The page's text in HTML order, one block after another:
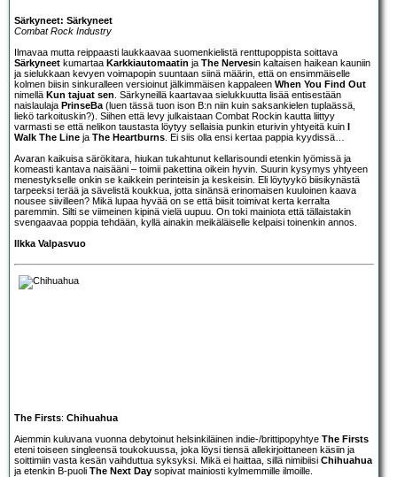
Särkyneet: Särkyneet
Combat Rock Industry
Ilmavaa mutta reippaasti laukkaavaa suomenkielistä renttupoppista soittava
Särkyneet kumartaa Karkkiautomaatin ja The Nervesin kaltaisen haikean kauniin
ja sielukkaan kevyen voimapopin suuntaan siinä määrin, että on ensimmäiselle
kolmen biisin sinkuralleen versioinut jälkimmäisen kappaleen When You Find Out
nimellä Kun tajuat sen . Särkyneillä kaartavaa sielukkuutta lisää entisestään
naislaulaja PrinseBa (luen tässä tuon ison B:n niin kuin saksankielen tuplaässä,
liekö tarkoituskin?). Siihen että levy julkaistaan Combat Rockin kautta liittyy
varmasti se että nelikon taustasta löytyy sellaisia punkin eturivin yhtyeitä kuin I
Walk The Line ja The Heartburns . Ei siis olla ensi kertaa pappia kyydissä…
Avaran kaikuisa särökitara, hiukan tukahtunut kellarisoundi etenkin lyömissä ja
komeasti kantava naisääni – toimii pakettina oikein hyvin. Suurin kysymys yhtyeen
menestykselle onkin se kaikkein perinteisin ja keskeisin. Eli löytyykö biisikynästä
tarpeeksi terää ja sävelistä koukkua, jotta sinänsä erinomaisen kuuloinen kaava
nousee siivilleen? Mikä lupaa hyvää on se että biisit toimivat kerta kerralta
paremmin. Silti se viimeinen kipinä vielä uupuu. On toki mainiota että tällaistakin
svengaavaa poppia tehdään, kyllä ainakin meikäläiselle kelpaisi toinenkin annos.
Ilkka Valpasvuo
The Firsts: Chihuahua
Aiemmin kuluvana vuonna debytoinut helsinkiläinen indie-/brittipopyhtye The Firsts
eteni toiseen singleensä toukokuussa, joka löysi tiensä allekirjoittaneen käsiin ja
soittimiin vasta kesän vaihduttua syksyksi. Mikä ei haittaa, sillä nimibiisi Chihuahua
ja etenkin B-puoli The Next Day sopivat mainiosti kylmemmille ilmoille.